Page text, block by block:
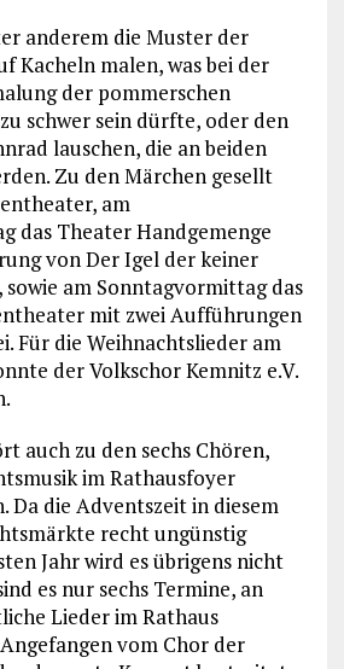
anderem die Muster der
Kacheln malen, was bei der
der pommerschen
schwer sein dürfte, oder den
lauschen, die an beiden
Zu den Märchen gesellt
am
das Theater Handgemenge
von Der Igel der keiner
am Sonntagvormittag das
mit zwei Aufführungen
Für die Weihnachtslieder am
der Volkschor Kemnitz e.V.
auch zu den sechs Chören,
im Rathausfoyer
Da die Adventszeit in diesem
recht ungünstig
Jahr wird es übrigens nicht
es nur sechs Termine, an
Lieder im Rathaus
vom Chor der